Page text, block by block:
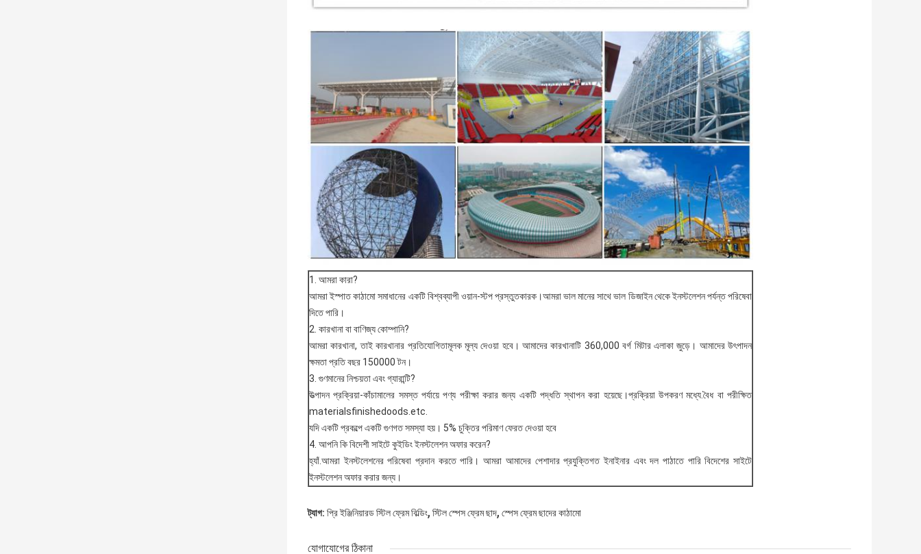
1. আমরা কারা?
আমরা ইস্পাত কাঠামো সমাধানের একটি বিশ্বব্যাপী ওয়ান-স্টপ প্রস্তুতকারক।আমরা ভাল মানের সাথে ভাল ডিজাইন থেকে ইনস্টলেশন পর্যন্ত পরিষেবা
দিতে পারি।
2. কারখানা বা বাণিজ্য কোম্পানি?
আমরা কারখানা, তাই কারখানার প্রতিযোগিতামূলক মূল্য দেওয়া হবে। আমাদের কারখানাটি 360,000 বর্গ মিটার এলাকা জুড়ে। আমাদের উৎপাদন
ক্ষমতা প্রতি বছর 150000 টন।
3. গুণমানের নিশ্চয়তা এবং গ্যারান্টি?
উত্পাদন প্রক্রিয়া-কাঁচামালের সমস্ত পর্যায়ে পণ্য পরীক্ষা করার জন্য একটি পদ্ধতি স্থাপন করা হয়েছে।প্রক্রিয়া উপকরণ মধ্যে.বৈধ বা পরীক্ষিত
materialsfinishedoods.etc.
যদি একটি প্রকল্পে একটি গুণগত সমস্যা হয়। 5% চুক্তির পরিমাণ ফেরত দেওয়া হবে
4. আপনি কি বিদেশী সাইটে কুইডিং ইনস্টলেশন অফার করেন?
হ্যাঁ.আমরা ইনস্টলেশনের পরিষেবা প্রদান করতে পারি। আমরা আমাদের পেশাদার প্রযুক্তিগত ইনাইনার এবং দল পাঠাতে পারি বিদেশের সাইটে
ইনস্টলেশন অফার করার জন্য।
ট্যাগ: প্রি ইঞ্জিনিয়ারড স্টিল ফ্রেম বিল্ডিং, স্টিল স্পেস ফ্রেম ছাদ, স্পেস ফ্রেম ছাদের কাঠামো
যোগাযোগের ঠিকানা